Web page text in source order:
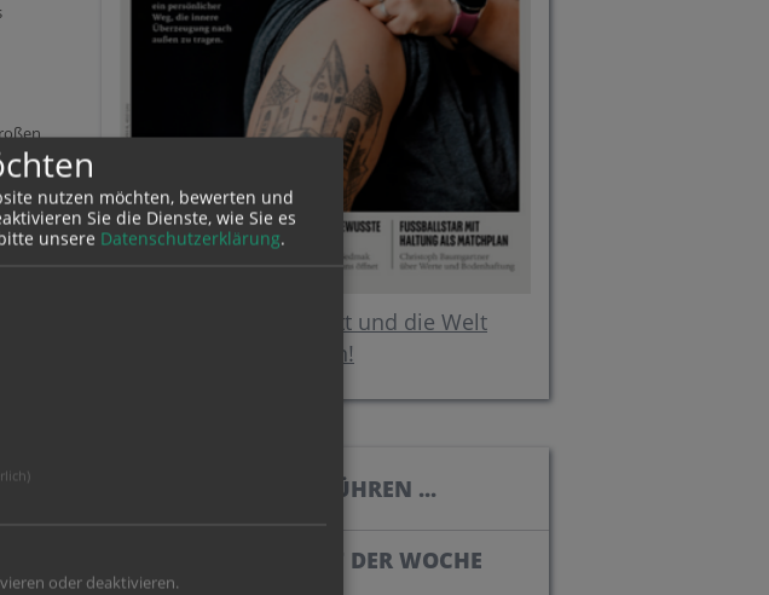
Das Magazin über Gott und die Welt
jetzt auch online lesen!
IMPULSE, DIE BERÜHREN ...
SOZIALE BOTSCHAFT DER WOCHE
nutzen möchten, bewerten und
Sie die Dienste, wie Sie es
unsere Datenschutzerklärung.
oder deaktivieren.